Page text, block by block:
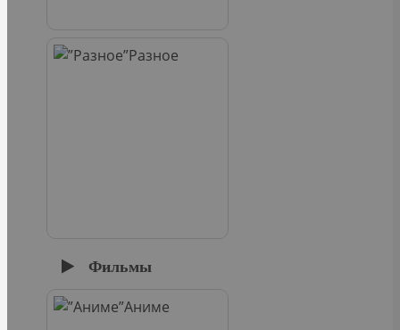
Разное
Фильмы
Аниме